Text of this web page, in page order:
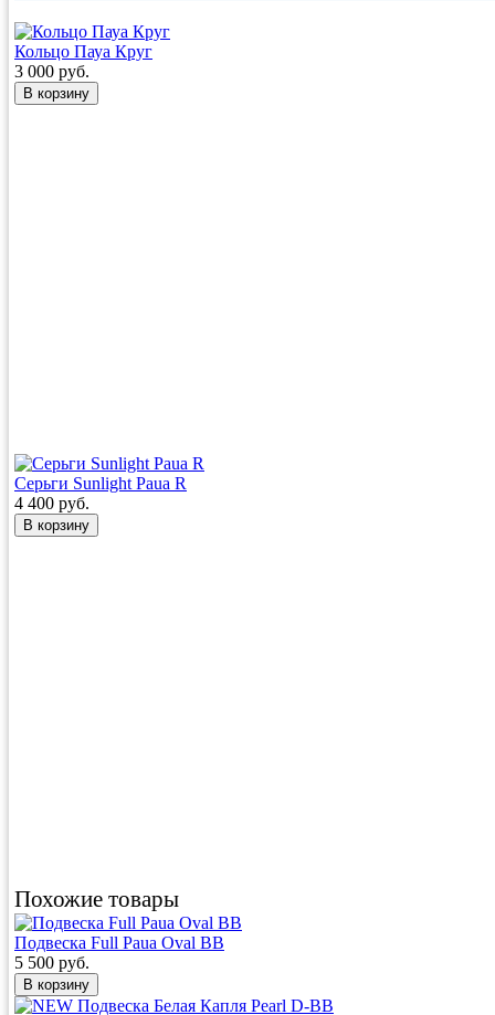
Кольцо Пауа Круг
3 000 руб.
Серьги Sunlight Paua R
4 400 руб.
Похожие товары
Подвеска Full Paua Oval BB
5 500 руб.